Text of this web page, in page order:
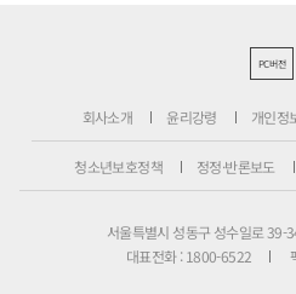
PC버전
회사소개 윤리강령 개인정
청소년보호정책 정정·반론보도
서울특별시 성동구 성수일로 39-
대표전화 : 1800-6522